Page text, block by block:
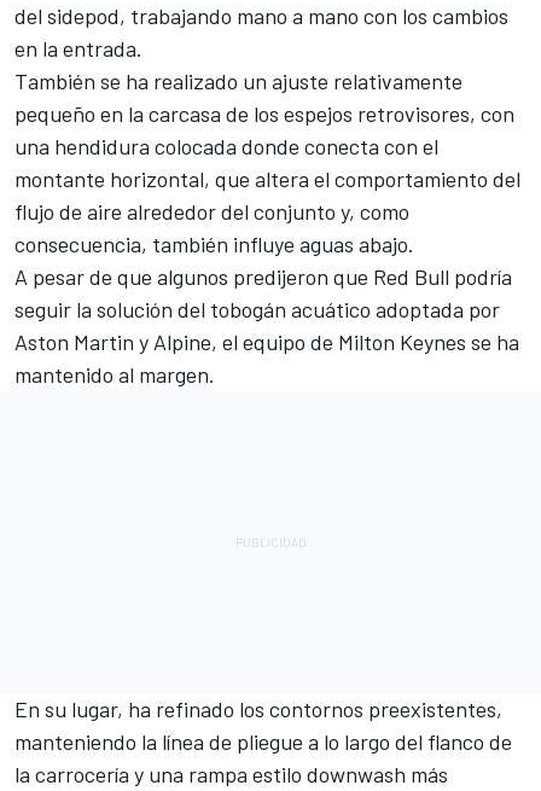
del sidepod, trabajando mano a mano con los cambios
en la entrada.
También se ha realizado un ajuste relativamente
pequeño en la carcasa de los espejos retrovisores, con
una hendidura colocada donde conecta con el
montante horizontal, que altera el comportamiento del
flujo de aire alrededor del conjunto y, como
consecuencia, también influye aguas abajo.
A pesar de que algunos predijeron que Red Bull podría
seguir la solución del tobogán acuático adoptada por
Aston Martin y Alpine, el equipo de Milton Keynes se ha
mantenido al margen.
En su lugar, ha refinado los contornos preexistentes,
manteniendo la línea de pliegue a lo largo del flanco de
la carrocería y una rampa estilo downwash más